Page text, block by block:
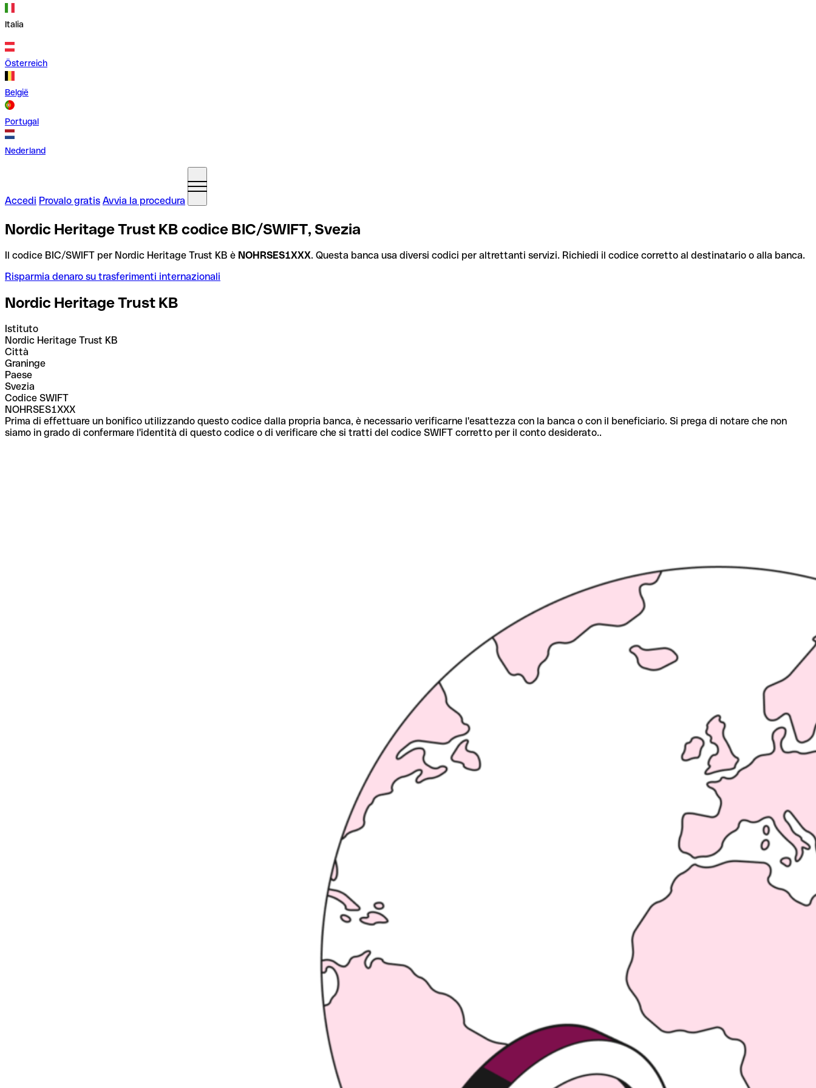
Italia
Österreich
België
Portugal
Nederland
Accedi Provalo gratis Avvia la procedura
Nordic Heritage Trust KB codice BIC/SWIFT, Svezia
Il codice BIC/SWIFT per Nordic Heritage Trust KB è NOHRSES1XXX. Questa banca usa diversi codici per altrettanti servizi. Richiedi il codice corretto al destinatario o alla banca.
Risparmia denaro su trasferimenti internazionali
Nordic Heritage Trust KB
Istituto
Nordic Heritage Trust KB
Città
Graninge
Paese
Svezia
Codice SWIFT
NOHRSES1XXX
Prima di effettuare un bonifico utilizzando questo codice dalla propria banca, è necessario verificarne l'esattezza con la banca o con il beneficiario. Si prega di notare che non
siamo in grado di confermare l'identità di questo codice o di verificare che si tratti del codice SWIFT corretto per il conto desiderato..